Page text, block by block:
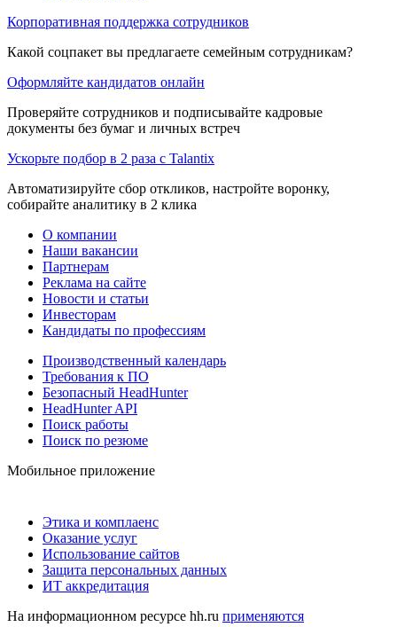
Корпоративная поддержка сотрудников
Какой соцпакет вы предлагаете семейным сотрудникам?
Оформляйте кандидатов онлайн
Проверяйте сотрудников и подписывайте кадровые
документы без бумаг и личных встреч
Ускорьте подбор в 2 раза с Talantix
Автоматизируйте сбор откликов, настройте воронку,
собирайте аналитику в 2 клика
О компании
Наши вакансии
Партнерам
Реклама на сайте
Новости и статьи
Инвесторам
Кандидаты по профессиям
Производственный календарь
Требования к ПО
Безопасный HeadHunter
HeadHunter API
Поиск работы
Поиск по резюме
Мобильное приложение
Этика и комплаенс
Оказание услуг
Использование сайтов
Защита персональных данных
ИТ аккредитация
На информационном ресурсе hh.ru применяются